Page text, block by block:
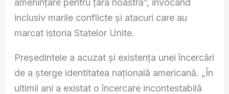
amenințare pentru țara noastră”, invocând
inclusiv marile conflicte și atacuri care au
marcat istoria Statelor Unite.
Președintele a acuzat și existența unei încercări
de a șterge identitatea națională americană. „În
ultimii ani a existat o încercare incontestabilă